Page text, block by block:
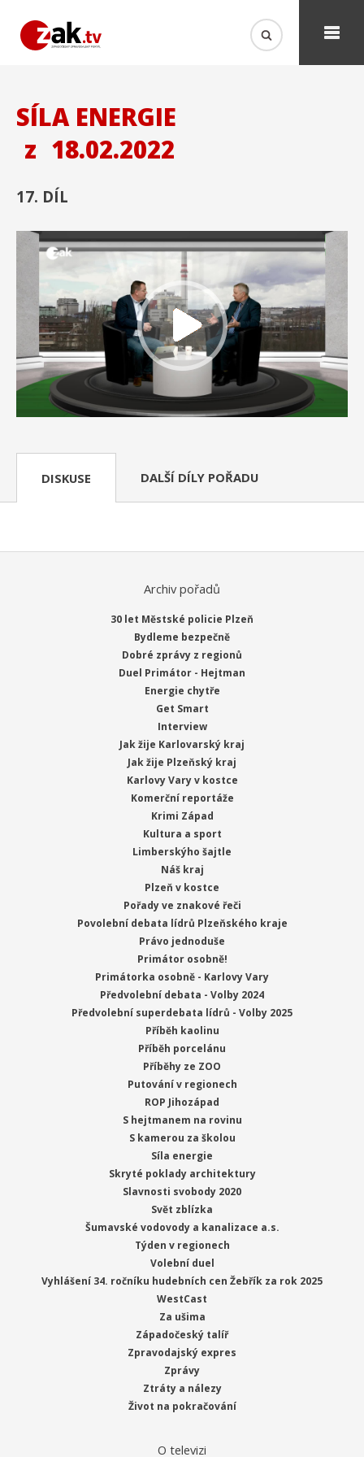
SÍLA ENERGIE
z 18.02.2022
17. DÍL
DISKUSE DALŠÍ DÍLY POŘADU
Archiv pořadů
30 let Městské policie Plzeň
Bydleme bezpečně
Dobré zprávy z regionů
Duel Primátor - Hejtman
Energie chytře
Get Smart
Interview
Jak žije Karlovarský kraj
Jak žije Plzeňský kraj
Karlovy Vary v kostce
Komerční reportáže
Krimi Západ
Kultura a sport
Limberskýho šajtle
Náš kraj
Plzeň v kostce
Pořady ve znakové řeči
Povolební debata lídrů Plzeňského kraje
Právo jednoduše
Primátor osobně!
Primátorka osobně - Karlovy Vary
Předvolební debata - Volby 2024
Předvolební superdebata lídrů - Volby 2025
Příběh kaolinu
Příběh porcelánu
Příběhy ze ZOO
Putování v regionech
ROP Jihozápad
S hejtmanem na rovinu
S kamerou za školou
Síla energie
Skryté poklady architektury
Slavnosti svobody 2020
Svět zblízka
Šumavské vodovody a kanalizace a.s.
Týden v regionech
Volební duel
Vyhlášení 34. ročníku hudebních cen Žebřík za rok 2025
WestCast
Za ušima
Západočeský talíř
Zpravodajský expres
Zprávy
Ztráty a nálezy
Život na pokračování
O televizi